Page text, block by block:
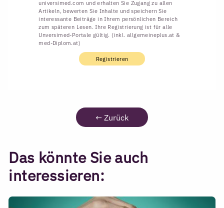
universimed.com und erhalten Sie Zugang zu allen
Artikeln, bewerten Sie Inhalte und speichern Sie
interessante Beiträge in Ihrem persönlichen Bereich
zum späteren Lesen. Ihre Registrierung ist für alle
Unversimed-Portale gültig. (inkl. allgemeineplus.at &
med-Diplom.at)
Registrieren
← Zurück
Das könnte Sie auch
interessieren: